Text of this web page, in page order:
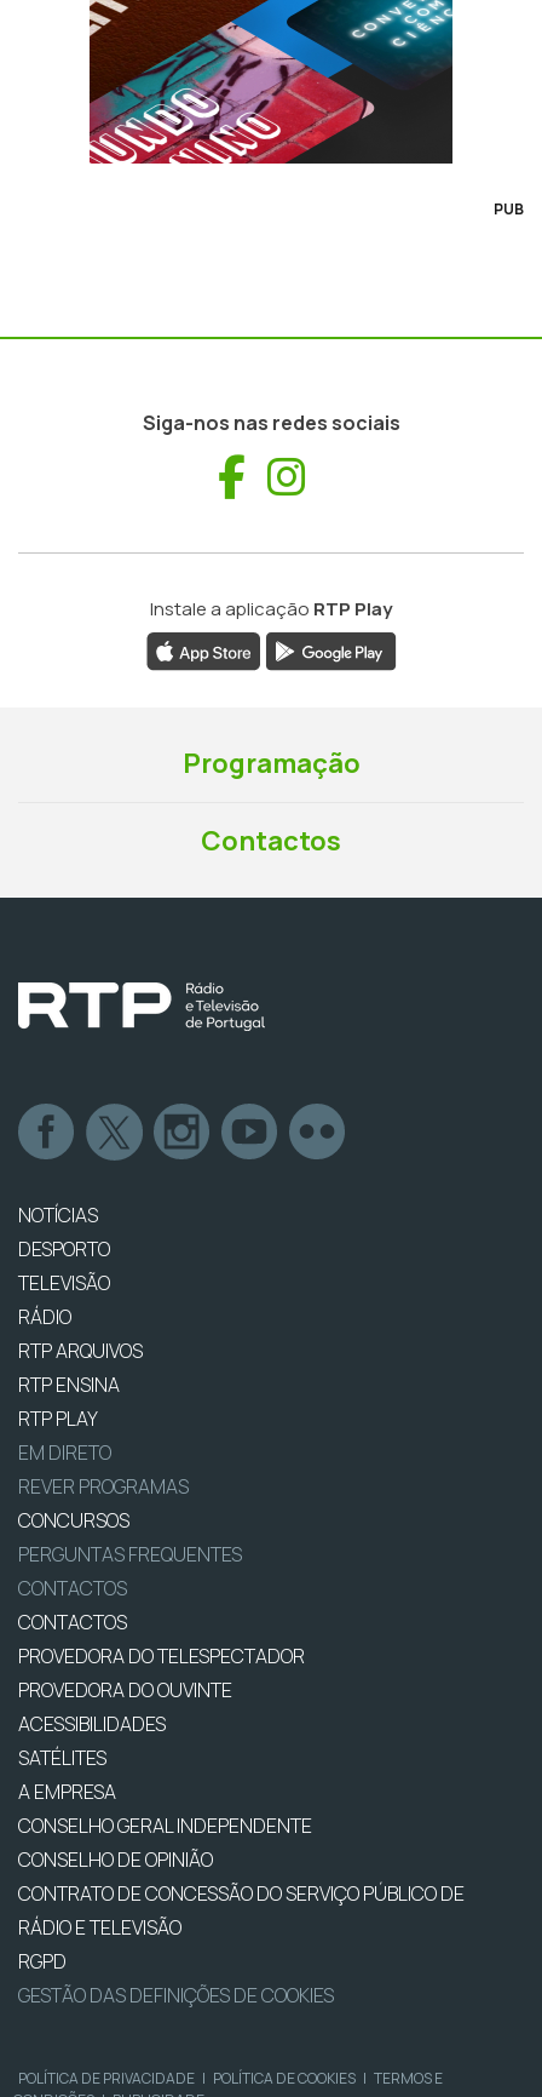
PUB
Siga-nos nas redes sociais
Facebook
Instale a aplicação RTP Play
Programação
Contactos
NOTÍCIAS
DESPORTO
TELEVISÃO
RÁDIO
RTP ARQUIVOS
RTP ENSINA
RTP PLAY
EM DIRETO
REVER PROGRAMAS
CONCURSOS
PERGUNTAS FREQUENTES
CONTACTOS
CONTACTOS
PROVEDORA DO TELESPECTADOR
PROVEDORA DO OUVINTE
ACESSIBILIDADES
SATÉLITES
A EMPRESA
CONSELHO GERAL INDEPENDENTE
CONSELHO DE OPINIÃO
CONTRATO DE CONCESSÃO DO SERVIÇO PÚBLICO DE
RÁDIO E TELEVISÃO
RGPD
GESTÃO DAS DEFINIÇÕES DE COOKIES
POLÍTICA DE PRIVACIDADE | POLÍTICA DE COOKIES | TERMOS E